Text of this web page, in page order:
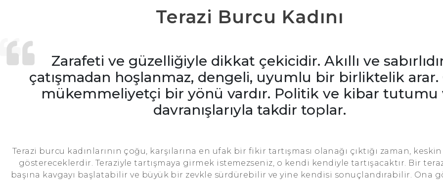
Terazi Burcu Kadını
Zarafeti ve güzelliğiyle dikkat çekicidir. Akıllı ve
çatışmadan hoşlanmaz, dengeli, uyumlu bir birliktelik arar.
mükemmeliyetçi bir yönü vardır. Politik ve kibar tutumu
davranışlarıyla takdir toplar.
Terazi burcu kadınlarının çoğu, karşılarına en ufak bir fikir tartışması olanağı çıktığı zaman, keskin
göstereceklerdir. Teraziyle tartışmaya girmek istemezseniz, o kendi kendiyle tartışacaktır. Bir
başına kavgayı başlatabilir ve büyük bir zevkle sürdürebilir ve yine kendisi sonuçlandırabilir. Ona